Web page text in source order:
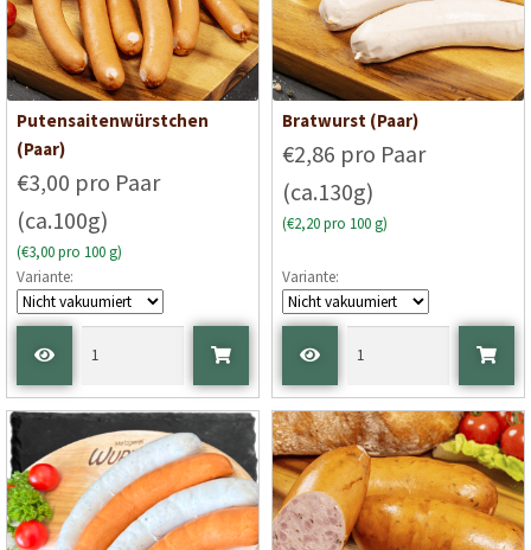
Putensaitenwürstchen
(Paar)
€3,00 pro Paar
(ca.100g)
(€3,00 pro 100 g)
Variante:
Bratwurst (Paar)
€2,86 pro Paar
(ca.130g)
(€2,20 pro 100 g)
Variante: